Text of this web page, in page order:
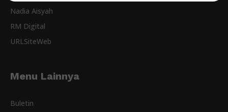
Nadia Aisyah
RM Digital
URLSiteWeb
Menu Lainnya
Buletin